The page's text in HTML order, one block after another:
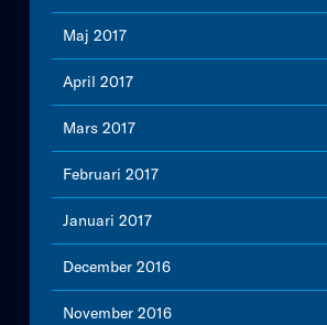
Maj 2017
April 2017
Mars 2017
Februari 2017
Januari 2017
December 2016
November 2016